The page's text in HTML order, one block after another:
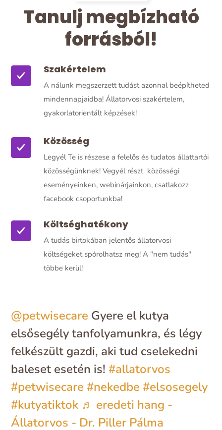
Tanulj megbízható
forrásból!
Szakértelem
A nálunk megszerzett tudást azonnal beépítheted
mindennapjaidba! Állatorvosi szakértelem,
gyakorlatorientált képzések!
Közösség
Legyél Te is részese a felelős és tudatos állattartói
közösségünknek! Vegyél részt közösségi
eseményeinken, webinárjainkon, csatlakozz
facebook csoportunkba!
Költséghatékony
A tudás birtokában jelentős állatorvosi
költségeket spórolhatsz meg! A "nem tudás"
többe kerül!
@petwisecare Gyere el kutya
elsősegély tanfolyamunkra, és légy
felkészült gazdi, aki tud cselekedni
baleset esetén is! #allatorvos
#petwisecare #nekedbe #elsosegely
#kutyatiktok ♬ eredeti hang -
Állatorvos - Dr. Piller Pálma